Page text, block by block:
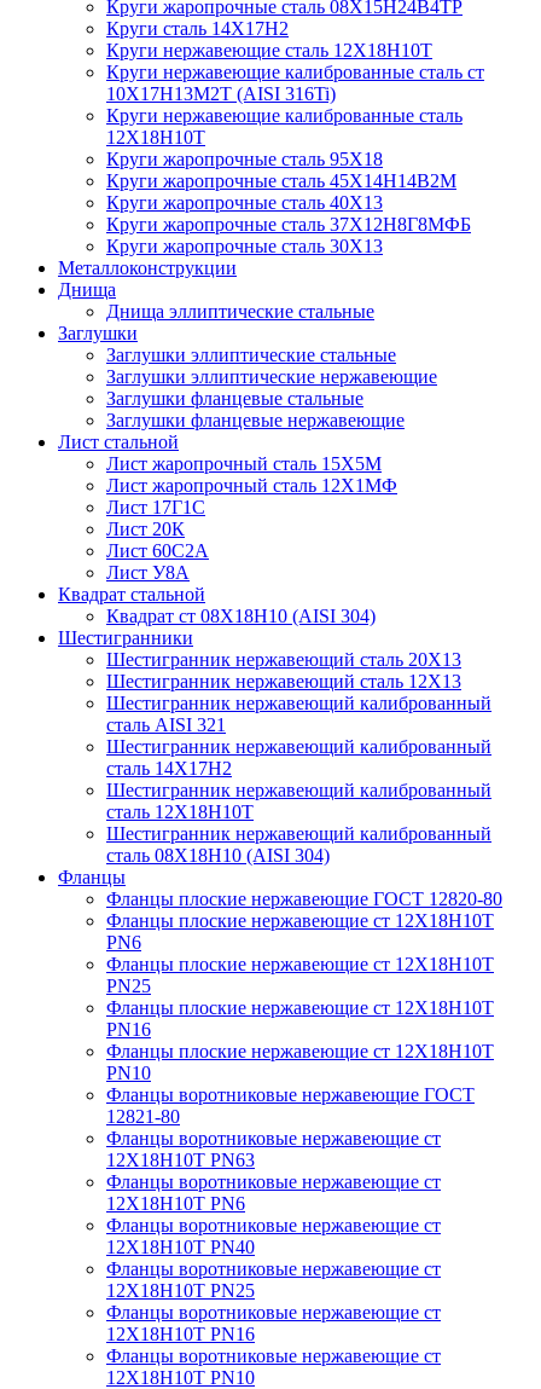
Круги жаропрочные сталь 08Х15Н24В4ТР
Круги сталь 14Х17Н2
Круги нержавеющие сталь 12Х18Н10Т
Круги нержавеющие калиброванные сталь ст
10Х17Н13М2Т (AISI 316Ti)
Круги нержавеющие калиброванные сталь
12Х18Н10Т
Круги жаропрочные сталь 95Х18
Круги жаропрочные сталь 45Х14Н14В2М
Круги жаропрочные сталь 40Х13
Круги жаропрочные сталь 37Х12Н8Г8МФБ
Круги жаропрочные сталь 30Х13
Металлоконструкции
Днища
Днища эллиптические стальные
Заглушки
Заглушки эллиптические стальные
Заглушки эллиптические нержавеющие
Заглушки фланцевые стальные
Заглушки фланцевые нержавеющие
Лист стальной
Лист жаропрочный сталь 15Х5М
Лист жаропрочный сталь 12Х1МФ
Лист 17Г1С
Лист 20К
Лист 60С2А
Лист У8А
Квадрат стальной
Квадрат ст 08Х18Н10 (AISI 304)
Шестигранники
Шестигранник нержавеющий сталь 20Х13
Шестигранник нержавеющий сталь 12Х13
Шестигранник нержавеющий калиброванный
сталь AISI 321
Шестигранник нержавеющий калиброванный
сталь 14Х17Н2
Шестигранник нержавеющий калиброванный
сталь 12Х18Н10Т
Шестигранник нержавеющий калиброванный
сталь 08Х18Н10 (AISI 304)
Фланцы
Фланцы плоские нержавеющие ГОСТ 12820-80
Фланцы плоские нержавеющие ст 12Х18Н10Т
PN6
Фланцы плоские нержавеющие ст 12Х18Н10Т
PN25
Фланцы плоские нержавеющие ст 12Х18Н10Т
PN16
Фланцы плоские нержавеющие ст 12Х18Н10Т
PN10
Фланцы воротниковые нержавеющие ГОСТ
12821-80
Фланцы воротниковые нержавеющие ст
12Х18Н10Т PN63
Фланцы воротниковые нержавеющие ст
12Х18Н10Т PN6
Фланцы воротниковые нержавеющие ст
12Х18Н10Т PN40
Фланцы воротниковые нержавеющие ст
12Х18Н10Т PN25
Фланцы воротниковые нержавеющие ст
12Х18Н10Т PN16
Фланцы воротниковые нержавеющие ст
12Х18Н10Т PN10